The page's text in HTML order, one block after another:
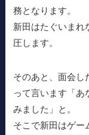
務となります。
新田はたぐいまれ
圧します。
そのあと、面会し
って言います「あ
みました」と。
そこで新田はゲー